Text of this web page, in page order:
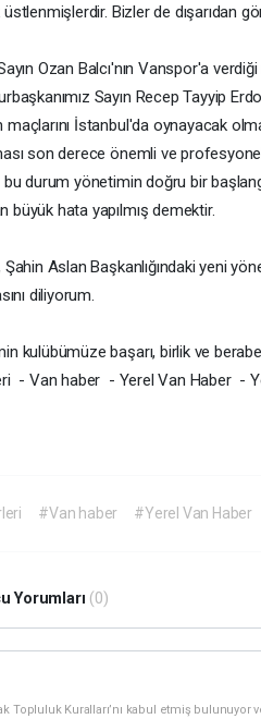
Bizler de dışarıdan
Ozan Balcı'nın Vanspor'a
Sayın Recep Tayyip
İstanbul'da oynayacak
son derece önemli ve
bu durum yönetimin doğru bir
büyük hata yapılmış demektir.
Aslan Başkanlığındaki yeni
diliyorum.
kulübümüze başarı, birlik ve
- Van haber - Yerel Van Haber -
#Van haber #Yerel Van Haber
Yorumları (0)
Topluluk Kuralları’nı kabul etmiş